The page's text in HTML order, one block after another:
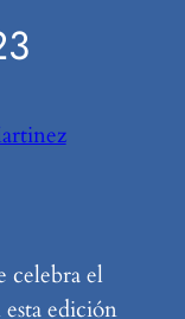
celebra el
edición